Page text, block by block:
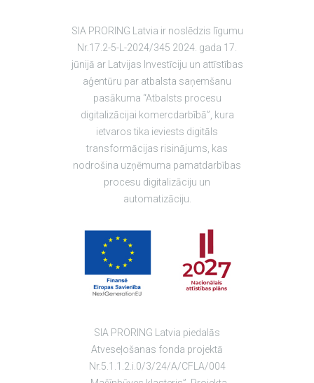
SIA PRORING Latvia ir noslēdzis līgumu
Nr.17.2-5-L-2024/345 2024. gada 17.
jūnijā ar Latvijas Investīciju un attīstības
aģentūru par atbalsta saņemšanu
pasākuma “Atbalsts procesu
digitalizācijai komercdarbībā”, kura
ietvaros tika ieviests digitāls
transformācijas risinājums, kas
nodrošina uzņēmuma pamatdarbības
procesu digitalizāciju un
automatizāciju.
SIA PRORING Latvia piedalās
Atveseļošanas fonda projektā
Nr.5.1.1.2.i.0/3/24/A/CFLA/004